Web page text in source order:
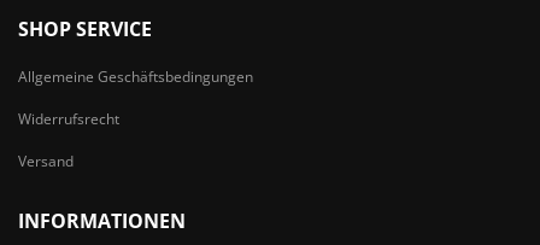
SHOP SERVICE
Allgemeine Geschäftsbedingungen
Widerrufsrecht
Versand
INFORMATIONEN